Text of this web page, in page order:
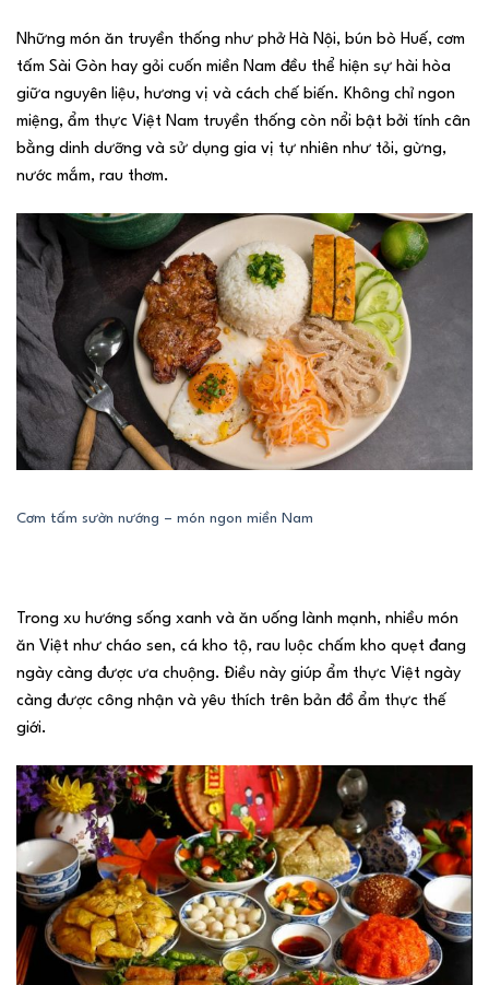
Những món ăn truyền thống như phở Hà Nội, bún bò Huế, cơm
tấm Sài Gòn hay gỏi cuốn miền Nam đều thể hiện sự hài hòa
giữa nguyên liệu, hương vị và cách chế biến. Không chỉ ngon
miệng, ẩm thực Việt Nam truyền thống còn nổi bật bởi tính cân
bằng dinh dưỡng và sử dụng gia vị tự nhiên như tỏi, gừng,
nước mắm, rau thơm.
Cơm tấm sườn nướng – món ngon miền Nam
Trong xu hướng sống xanh và ăn uống lành mạnh, nhiều món
ăn Việt như cháo sen, cá kho tộ, rau luộc chấm kho quẹt đang
ngày càng được ưa chuộng. Điều này giúp ẩm thực Việt ngày
càng được công nhận và yêu thích trên bản đồ ẩm thực thế
giới.